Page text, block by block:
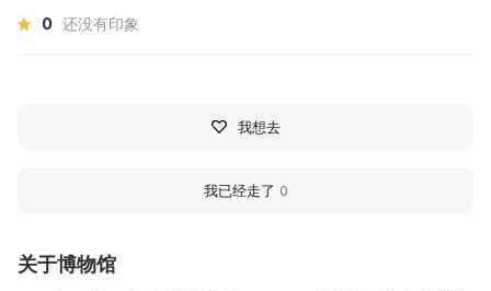
关于博物馆
0 还没有印象
我想去
我已经走了 0